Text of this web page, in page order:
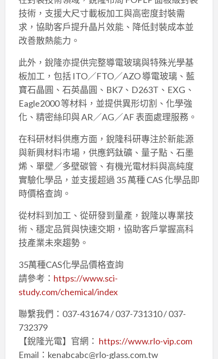
技術，支援大尺寸載板加工與高密度封裝需
求，協助客戶提升晶片效能、降低封裝成本並
改善散熱能力。
此外，銳隆亦提供完整導電玻璃與特殊光學基
板加工，包括 ITO／FTO／AZO 導電玻璃、藍
寶石晶圓、石英晶圓、BK7、D263T、EXG、
Eagle2000 等材料，並提供異形切割、化學強
化、精密絲印與 AR／AG／AF 表面處理服務。
在科研材料供應方面，銳隆科研專注於新能源
與新興材料市場，供應鈣鈦礦、量子點、石墨
烯、單壁／多壁碳管、有機光電材料與高純度
實驗化學品，並支援超過 35 萬種 CAS 化學品即
時價格查詢。
從材料到加工、從研發到量產，銳隆以專業技
術、穩定品質與快速交期，協助客戶掌握高科
技產業未來趨勢。
35萬種CAS化學品價格查詢
請參考： https://www.sci-
study.com/chemical/index
聯繫我們：037-431674 / 037-731310 / 037-
732379
【銳隆光電】官網： https://www.rlo-vip.com
Email：kenabcabc@rlo-glass.com.tw